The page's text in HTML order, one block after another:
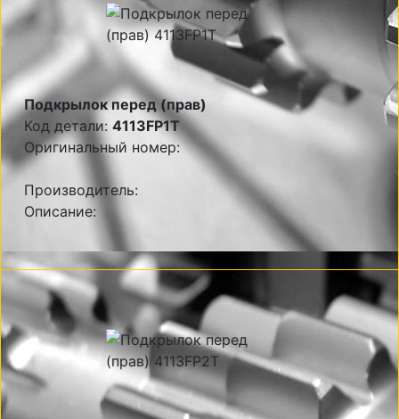
Подкрылок перед (прав)
Код детали: 4113FP1T
Оригинальный номер:
Производитель:
Описание: